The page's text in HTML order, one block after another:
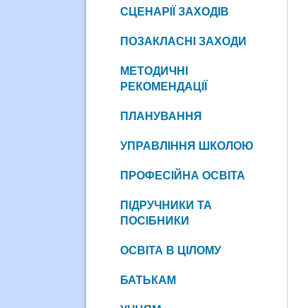
СЦЕНАРІЇ ЗАХОДІВ
ПОЗАКЛАСНІ ЗАХОДИ
МЕТОДИЧНІ
РЕКОМЕНДАЦІЇ
ПЛАНУВАННЯ
УПРАВЛІННЯ ШКОЛОЮ
ПРОФЕСІЙНА ОСВІТА
ПІДРУЧНИКИ ТА
ПОСІБНИКИ
ОСВІТА В ЦІЛОМУ
БАТЬКАМ